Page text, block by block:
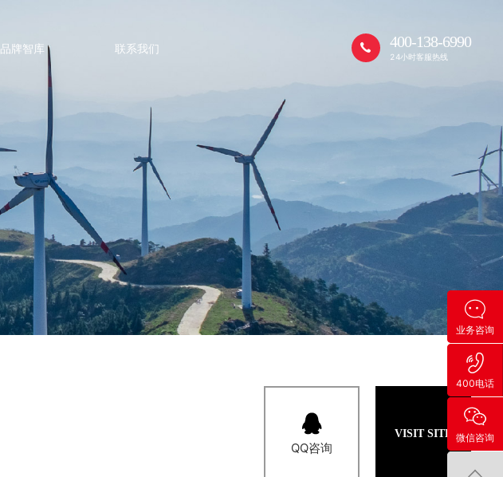
品牌智库 联系我们 400-138-6990
24小时客服热线
QQ咨询
VISIT SITE
业务咨询
400电话
微信咨询